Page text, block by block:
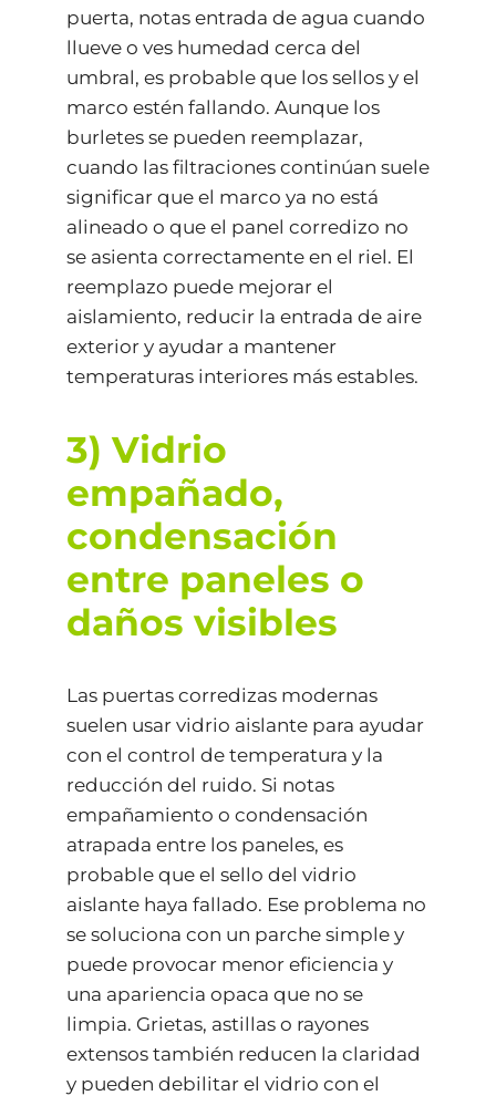
puerta, notas entrada de agua cuando
llueve o ves humedad cerca del
umbral, es probable que los sellos y el
marco estén fallando. Aunque los
burletes se pueden reemplazar,
cuando las filtraciones continúan suele
significar que el marco ya no está
alineado o que el panel corredizo no
se asienta correctamente en el riel. El
reemplazo puede mejorar el
aislamiento, reducir la entrada de aire
exterior y ayudar a mantener
temperaturas interiores más estables.
3) Vidrio
empañado,
condensación
entre paneles o
daños visibles
Las puertas corredizas modernas
suelen usar vidrio aislante para ayudar
con el control de temperatura y la
reducción del ruido. Si notas
empañamiento o condensación
atrapada entre los paneles, es
probable que el sello del vidrio
aislante haya fallado. Ese problema no
se soluciona con un parche simple y
puede provocar menor eficiencia y
una apariencia opaca que no se
limpia. Grietas, astillas o rayones
extensos también reducen la claridad
y pueden debilitar el vidrio con el